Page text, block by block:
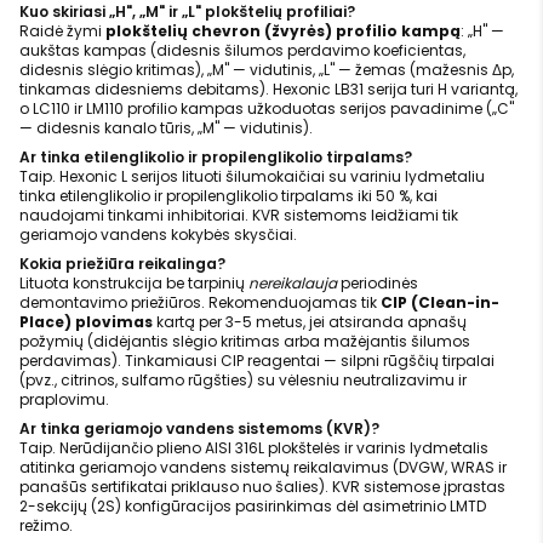
Kuo skiriasi „H", „M" ir „L" plokštelių profiliai?
Raidė žymi plokštelių chevron (žvyrės) profilio kampą: „H" —
aukštas kampas (didesnis šilumos perdavimo koeficientas,
didesnis slėgio kritimas), „M" — vidutinis, „L" — žemas (mažesnis Δp,
tinkamas didesniems debitams). Hexonic LB31 serija turi H variantą,
o LC110 ir LM110 profilio kampas užkoduotas serijos pavadinime („C"
— didesnis kanalo tūris, „M" — vidutinis).
Ar tinka etilenglikolio ir propilenglikolio tirpalams?
Taip. Hexonic L serijos lituoti šilumokaičiai su variniu lydmetaliu
tinka etilenglikolio ir propilenglikolio tirpalams iki 50 %, kai
naudojami tinkami inhibitoriai. KVR sistemoms leidžiami tik
geriamojo vandens kokybės skysčiai.
Kokia priežiūra reikalinga?
Lituota konstrukcija be tarpinių nereikalaujaperiodinės
demontavimo priežiūros. Rekomenduojamas tik CIP (Clean-in-
Place) plovimaskartą per 3-5 metus, jei atsiranda apnašų
požymių (didėjantis slėgio kritimas arba mažėjantis šilumos
perdavimas). Tinkamiausi CIP reagentai — silpni rūgščių tirpalai
(pvz., citrinos, sulfamo rūgšties) su vėlesniu neutralizavimu ir
praplovimu.
Ar tinka geriamojo vandens sistemoms (KVR)?
Taip. Nerūdijančio plieno AISI 316L plokštelės ir varinis lydmetalis
atitinka geriamojo vandens sistemų reikalavimus (DVGW, WRAS ir
panašūs sertifikatai priklauso nuo šalies). KVR sistemose įprastas
2-sekcijų (2S) konfigūracijos pasirinkimas dėl asimetrinio LMTD
režimo.